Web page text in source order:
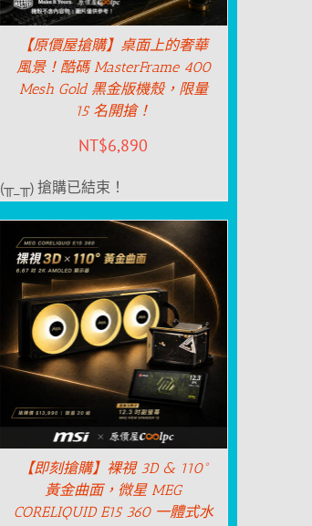
【原價屋搶購】桌面上的奢華
風景！酷碼 MasterFrame 400
Mesh Gold 黑金版機殼，限量
15 名開搶！
NT$6,890
(╥_╥) 搶購已結束！
【即刻搶購】裸視 3D & 110°
黃金曲面，微星 MEG
CORELIQUID E15 360 一體式水